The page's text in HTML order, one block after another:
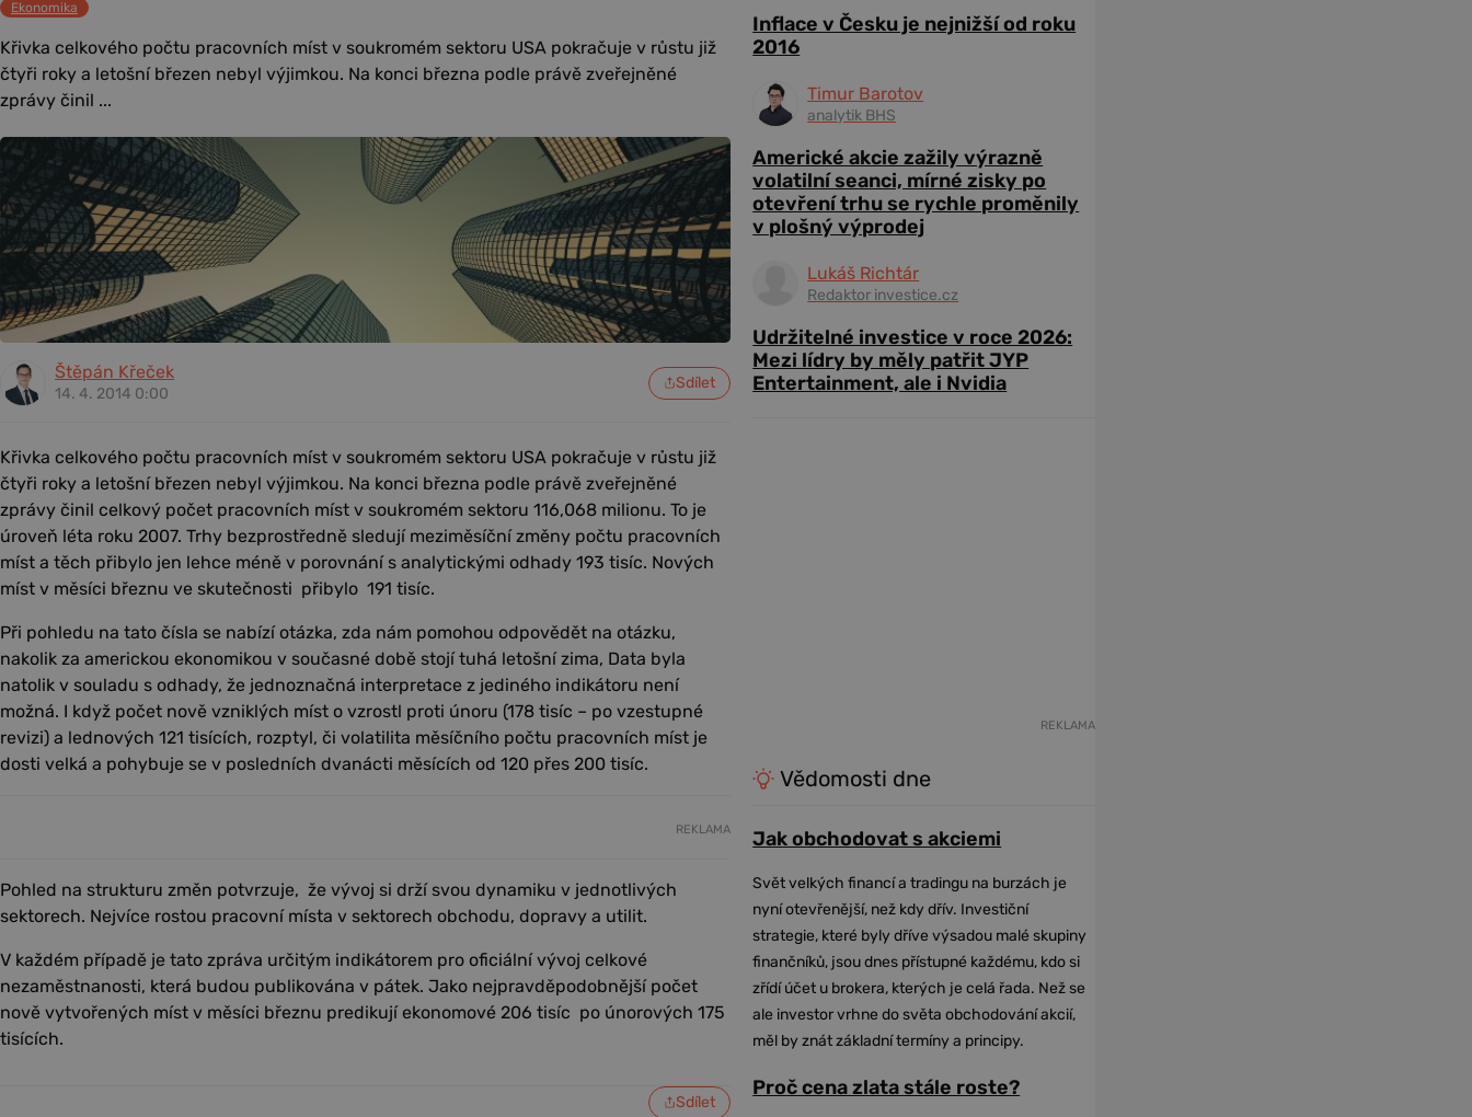
Ekonomika
Křivka celkového počtu pracovních míst v soukromém sektoru USA pokračuje v růstu již
čtyři roky a letošní březen nebyl výjimkou. Na konci března podle právě zveřejněné
zprávy činil ...
Štěpán Křeček
14. 4. 2014 0:00
Sdílet
Křivka celkového počtu pracovních míst v soukromém sektoru USA pokračuje v růstu již
čtyři roky a letošní březen nebyl výjimkou. Na konci března podle právě zveřejněné
zprávy činil celkový počet pracovních míst v soukromém sektoru 116,068 milionu. To je
úroveň léta roku 2007. Trhy bezprostředně sledují meziměsíční změny počtu pracovních
míst a těch přibylo jen lehce méně v porovnání s analytickými odhady 193 tisíc. Nových
míst v měsíci březnu ve skutečnosti přibylo 191 tisíc.
Při pohledu na tato čísla se nabízí otázka, zda nám pomohou odpovědět na otázku,
nakolik za americkou ekonomikou v současné době stojí tuhá letošní zima, Data byla
natolik v souladu s odhady, že jednoznačná interpretace z jediného indikátoru není
možná. I když počet nově vzniklých míst o vzrostl proti únoru (178 tisíc – po vzestupné
revizi) a lednových 121 tisících, rozptyl, či volatilita měsíčního počtu pracovních míst je
dosti velká a pohybuje se v posledních dvanácti měsících od 120 přes 200 tisíc.
REKLAMA
Pohled na strukturu změn potvrzuje, že vývoj si drží svou dynamiku v jednotlivých
sektorech. Nejvíce rostou pracovní místa v sektorech obchodu, dopravy a utilit.
V každém případě je tato zpráva určitým indikátorem pro oficiální vývoj celkové
nezaměstnanosti, která budou publikována v pátek. Jako nejpravděpodobnější počet
nově vytvořených míst v měsíci březnu predikují ekonomové 206 tisíc po únorových 175
tisících.
Sdílet
Inflace v Česku je nejnižší od roku
2016
Timur Barotov
analytik BHS
Americké akcie zažily výrazně
volatilní seanci, mírné zisky po
otevření trhu se rychle proměnily
v plošný výprodej
Lukáš Richtár
Redaktor investice.cz
Udržitelné investice v roce 2026:
Mezi lídry by měly patřit JYP
Entertainment, ale i Nvidia
REKLAMA
Vědomosti dne
Jak obchodovat s akciemi
Svět velkých financí a tradingu na burzách je
nyní otevřenější, než kdy dřív. Investiční
strategie, které byly dříve výsadou malé skupiny
finančníků, jsou dnes přístupné každému, kdo si
zřídí účet u brokera, kterých je celá řada. Než se
ale investor vrhne do světa obchodování akcií,
měl by znát základní termíny a principy.
Proč cena zlata stále roste?